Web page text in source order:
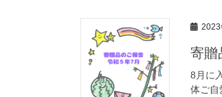
2023
寄贈
8月に
体ご自